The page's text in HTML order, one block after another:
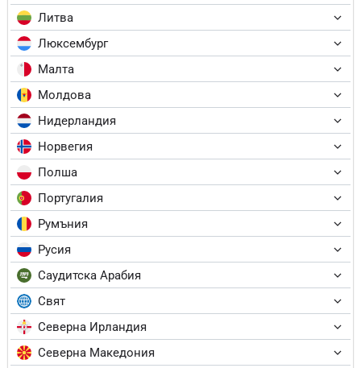
Литва
Люксембург
Малта
Молдова
Нидерландия
Норвегия
Полша
Португалия
Румъния
Русия
Саудитска Арабия
Свят
Северна Ирландия
Северна Македония